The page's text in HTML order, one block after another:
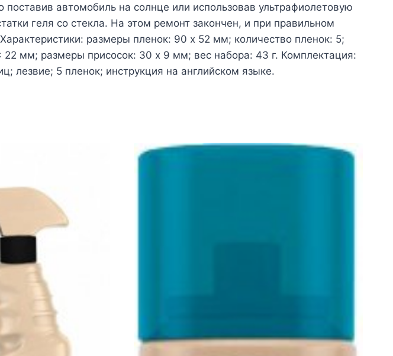
автомобиль на солнце или использовав ультрафиолетовую
геля со стекла. На этом ремонт закончен, и при правильном
размеры пленок: 90 x 52 мм; количество пленок: 5;
мм; размеры присосок: 30 x 9 мм; вес набора: 43 г. Комплектация:
лезвие; 5 пленок; инструкция на английском языке.